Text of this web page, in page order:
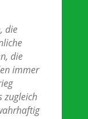
die
die
immer
zugleich